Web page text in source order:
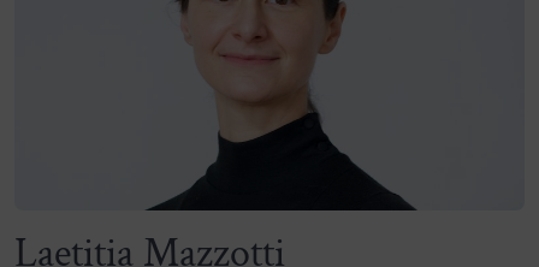
Laetitia Mazzotti